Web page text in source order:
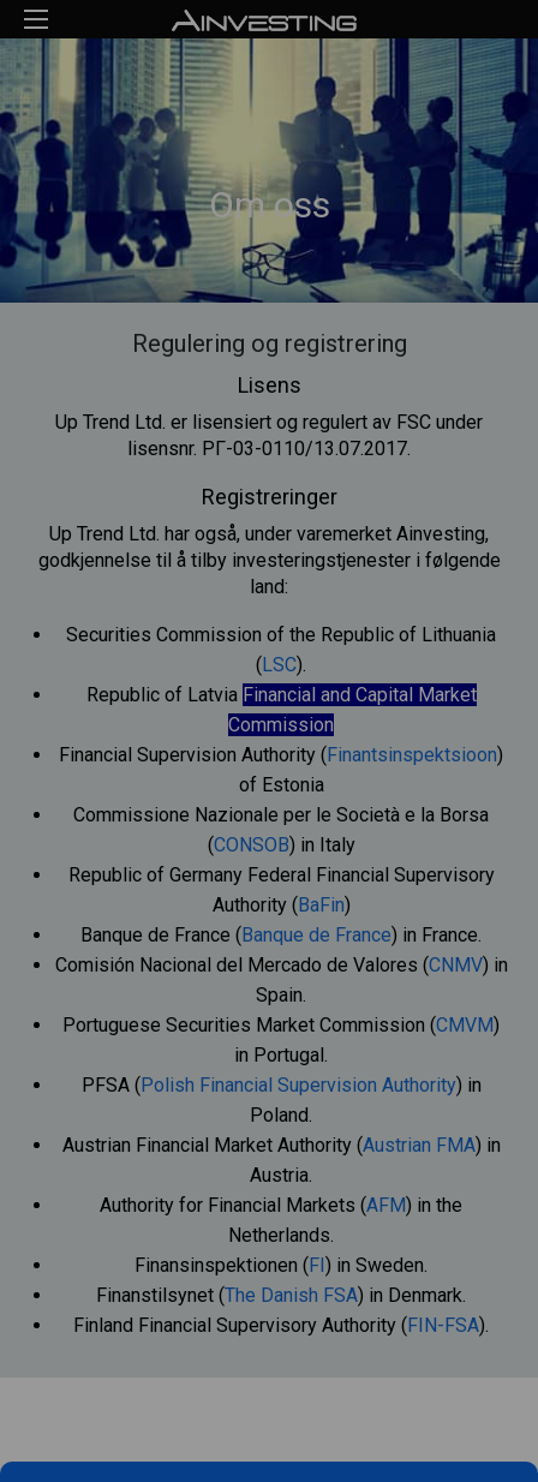
Om oss
Regulering og registrering
Lisens
Up Trend Ltd. er lisensiert og regulert av FSC under
lisensnr. РГ-03-0110/13.07.2017.
Registreringer
Up Trend Ltd. har også, under varemerket Ainvesting,
godkjennelse til å tilby investeringstjenester i følgende
land:
Securities Commission of the Republic of Lithuania
(LSC).
Republic of Latvia Financial and Capital Market
Commission
Financial Supervision Authority (Finantsinspektsioon)
of Estonia
Commissione Nazionale per le Società e la Borsa
(CONSOB) in Italy
Republic of Germany Federal Financial Supervisory
Authority (BaFin)
Banque de France (Banque de France) in France.
Comisión Nacional del Mercado de Valores (CNMV) in
Spain.
Portuguese Securities Market Commission (CMVM)
in Portugal.
PFSA (Polish Financial Supervision Authority) in
Poland.
Austrian Financial Market Authority (Austrian FMA) in
Austria.
Authority for Financial Markets (AFM) in the
Netherlands.
Finansinspektionen (FI) in Sweden.
Finanstilsynet (The Danish FSA) in Denmark.
Finland Financial Supervisory Authority (FIN-FSA).